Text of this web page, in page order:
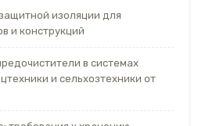
изоляции для
и конструкций
в системах
и сельхозтехники от